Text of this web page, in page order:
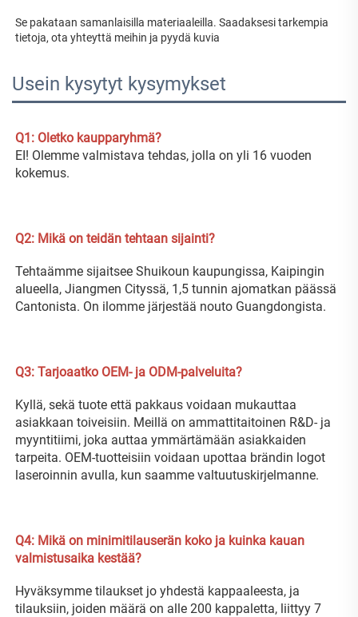
Se pakataan samanlaisilla materiaaleilla. Saadaksesi tarkempia
tietoja, ota yhteyttä meihin ja pyydä kuvia
Usein kysytyt kysymykset
Q1: Oletko kaupparyhmä?
EI! Olemme valmistava tehdas, jolla on yli 16 vuoden
kokemus.
Q2: Mikä on teidän tehtaan sijainti?
Tehtaämme sijaitsee Shuikoun kaupungissa, Kaipingin
alueella, Jiangmen Cityssä, 1,5 tunnin ajomatkan päässä
Cantonista. On ilomme järjestää nouto Guangdongista.
Q3: Tarjoaatko OEM- ja ODM-palveluita?
Kyllä, sekä tuote että pakkaus voidaan mukauttaa
asiakkaan toiveisiin. Meillä on ammattitaitoinen R&D- ja
myyntitiimi, joka auttaa ymmärtämään asiakkaiden
tarpeita. OEM-tuotteisiin voidaan upottaa brändin logot
laseroinnin avulla, kun saamme valtuutuskirjelmanne.
Q4: Mikä on minimitilauserän koko ja kuinka kauan
valmistusaika kestää?
Hyväksymme tilaukset jo yhdestä kappaaleesta, ja
tilauksiin, joiden määrä on alle 200 kappaletta, liittyy 7